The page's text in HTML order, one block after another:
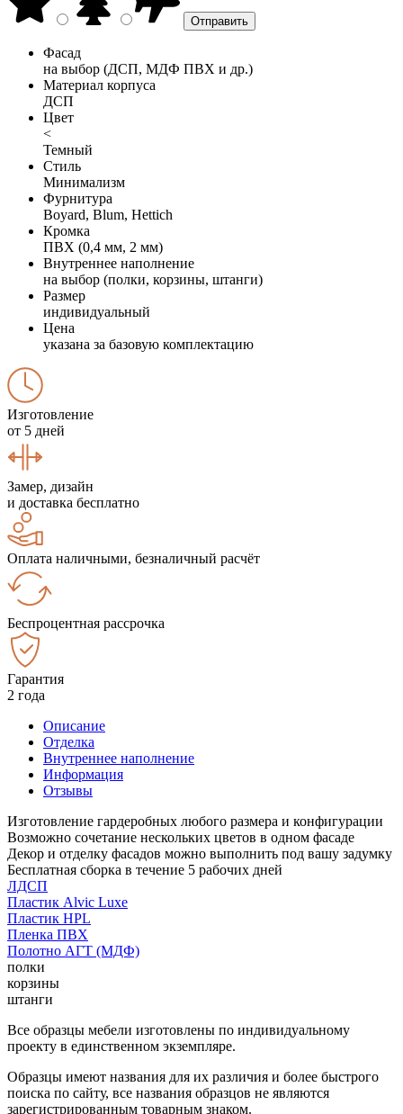
Фасад
на выбор (ДСП, МДФ ПВХ и др.)
Материал корпуса
ДСП
Цвет
<
Темный
Стиль
Минимализм
Фурнитура
Boyard, Blum, Hettich
Кромка
ПВХ (0,4 мм, 2 мм)
Внутреннее наполнение
на выбор (полки, корзины, штанги)
Размер
индивидуальный
Цена
указана за базовую комплектацию
Изготовление
от 5 дней
Замер, дизайн
и доставка бесплатно
Оплата наличными, безналичный расчёт
Беспроцентная рассрочка
Гарантия
2 года
Описание
Отделка
Внутреннее наполнение
Информация
Отзывы
Изготовление гардеробных любого размера и конфигурации
Возможно сочетание нескольких цветов в одном фасаде
Декор и отделку фасадов можно выполнить под вашу задумку
Бесплатная сборка в течение 5 рабочих дней
ЛДСП
Пластик Alvic Luxe
Пластик HPL
Пленка ПВХ
Полотно АГТ (МДФ)
полки
корзины
штанги
Все образцы мебели изготовлены по индивидуальному
проекту в единственном экземпляре.
Образцы имеют названия для их различия и более быстрого
поиска по сайту, все названия образцов не являются
зарегистрированным товарным знаком.